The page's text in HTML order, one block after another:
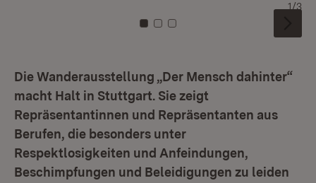
Zu Kachel: 0
Zu Kachel: 1
Zu Kachel: 2
1/3
Die Wanderausstellung „Der Mensch dahinter“
macht Halt in Stuttgart. Sie zeigt
Repräsentantinnen und Repräsentanten aus
Berufen, die besonders unter
Respektlosigkeiten und Anfeindungen,
Beschimpfungen und Beleidigungen zu leiden